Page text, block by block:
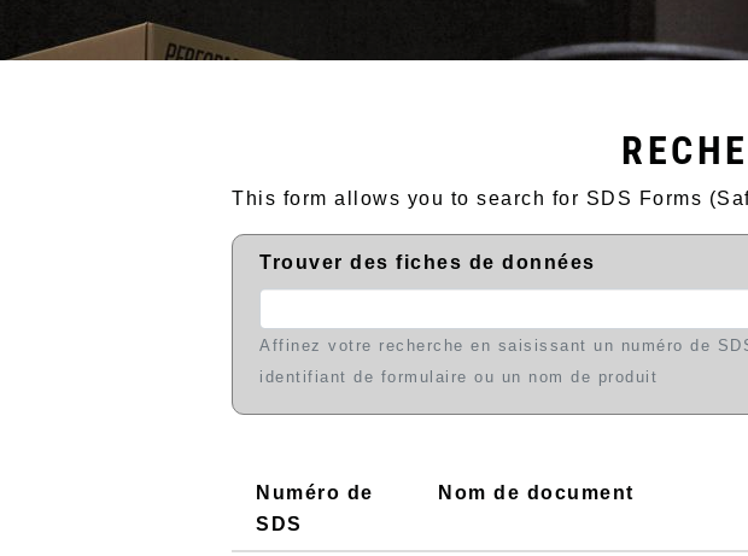
This form allows you to search for SDS Forms
Trouver des fiches de données
Affinez votre recherche en saisissant un numéro de
identifiant de formulaire ou un nom de produit
Numéro de
SDS
Nom de document